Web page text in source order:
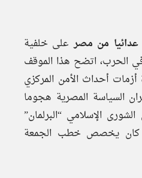
عدائيا من مصرعلى خلفية
الحرب، اتضح هذا الموقف
أحداث الأمن المركزي
طهران السياسة المصرية هجوما
الإسلامي “البرلمان”
كان يخصص خطب الجمعة